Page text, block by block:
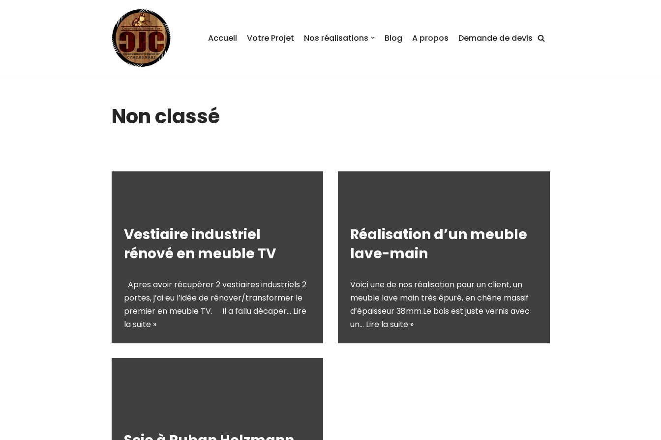
Accueil Votre Projet Nos réalisations Blog A propos Demande de devis
Non classé
Vestiaire industriel
rénové en meuble TV
Apres avoir récupèrer 2 vestiaires industriels 2
portes, j’ai eu l’idée de rénover/transformer le
premier en meuble TV. Il a fallu décaper… Lire
la suite »
Réalisation d’un meuble
lave-main
Voici une de nos réalisation pour un client, un
meuble lave main très épuré, en chêne massif
d’épaisseur 38mm.Le bois est juste vernis avec
un… Lire la suite »